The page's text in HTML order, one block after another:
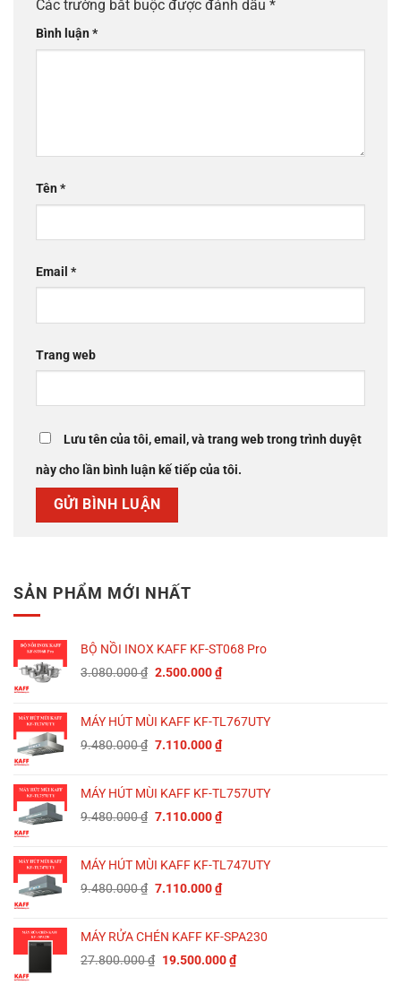
Các trường bắt buộc được đánh dấu *
Bình luận*
Tên*
Email *
Trang web
Lưu tên của tôi, email, và trang web trong trình duyệt
này cho lần bình luận kế tiếp của tôi.
SẢN PHẨM MỚI NHẤT
BỘ NỒI INOX KAFF KF-ST068 Pro
3.080.000₫ Giá
3.080.000 ₫.
2.500.000₫Giá
là:
2.500.000 ₫.
MÁY HÚT MÙI KAFF KF-TL767UTY
9.480.000₫ Giá
9.480.000 ₫.
7.110.000₫Giá
là:
7.110.000 ₫.
MÁY HÚT MÙI KAFF KF-TL757UTY
9.480.000₫ Giá
9.480.000 ₫.
7.110.000₫Giá
là:
7.110.000 ₫.
MÁY HÚT MÙI KAFF KF-TL747UTY
9.480.000₫ Giá
9.480.000 ₫.
7.110.000₫Giá
là:
7.110.000 ₫.
MÁY RỬA CHÉN KAFF KF-SPA230
27.800.000₫ Giá
19.500.000₫Giá